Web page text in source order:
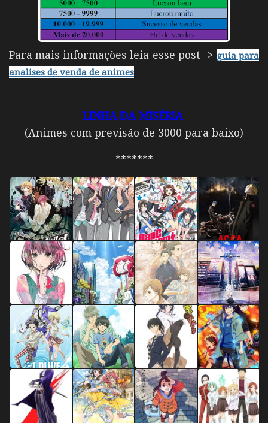
Para mais informações leia esse post -> guia para
analises de venda de animes
LINHA DA MISÉRIA
(Animes com previsão de 3000 para baixo)
*******